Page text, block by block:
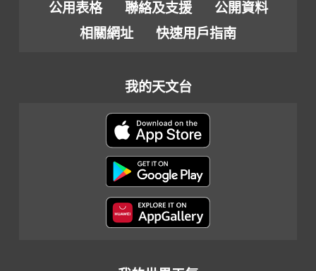
公用表格 聯絡及支援
公開資料
相關網址
快速用戶指南
我的天文台